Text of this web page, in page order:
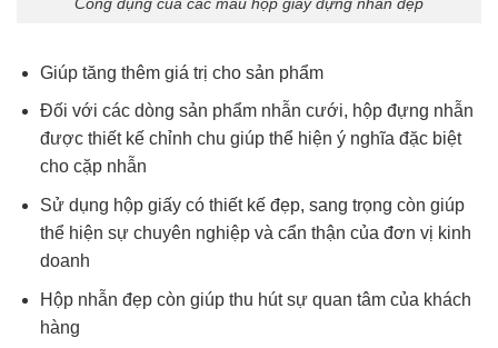
Giúp tăng thêm giá trị cho sản phẩm
Đối với các dòng sản phẩm nhẫn cưới, hộp đựng nhẫn
được thiết kế chỉnh chu giúp thể hiện ý nghĩa đặc biệt
cho cặp nhẫn
Sử dụng hộp giấy có thiết kế đẹp, sang trọng còn giúp
thể hiện sự chuyên nghiệp và cẩn thận của đơn vị kinh
doanh
Hộp nhẫn đẹp còn giúp thu hút sự quan tâm của khách
hàng